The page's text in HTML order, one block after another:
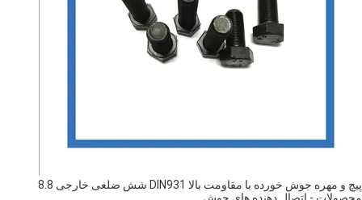
پیچ و مهره جوش خورده با مقاومت بالا DIN931 شش ضلعی خارجی 8.8